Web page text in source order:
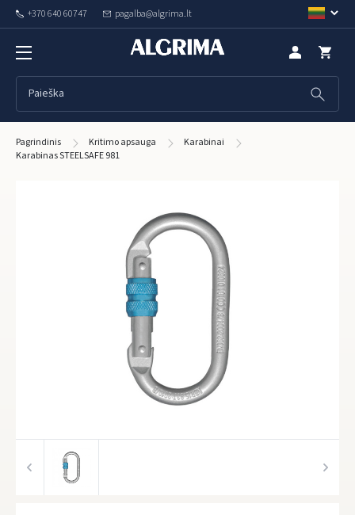
+370 640 60747 pagalba@algrima.lt
Pagrindinis Kritimo apsauga
Karabinai
Karabinas STEELSAFE 981